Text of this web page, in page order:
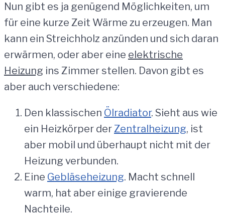
Nun gibt es ja genügend Möglichkeiten, um
für eine kurze Zeit Wärme zu erzeugen. Man
kann ein Streichholz anzünden und sich daran
erwärmen, oder aber eine elektrische
Heizung ins Zimmer stellen. Davon gibt es
aber auch verschiedene:
Den klassischen Ölradiator. Sieht aus wie
ein Heizkörper derZentralheizung, ist
aber mobil und überhaupt nicht mit der
Heizung verbunden.
Eine Gebläseheizung. Macht schnell
warm, hat aber einige gravierende
Nachteile.